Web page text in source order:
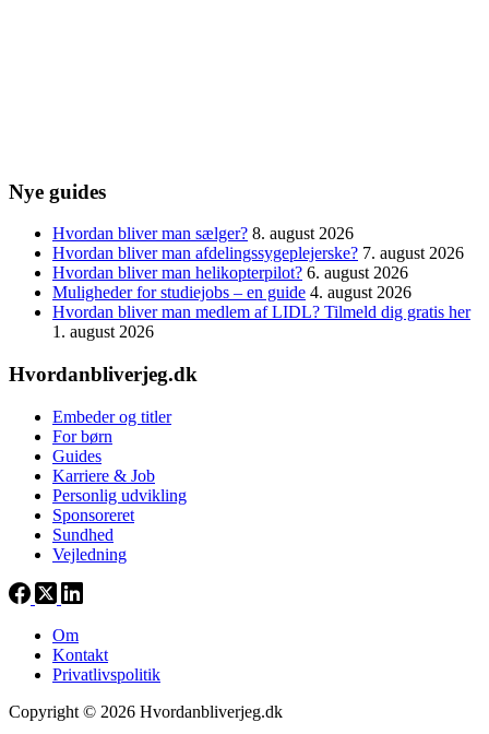
Nye guides
Hvordan bliver man sælger? 8. august 2026
Hvordan bliver man afdelingssygeplejerske? 7. august 2026
Hvordan bliver man helikopterpilot? 6. august 2026
Muligheder for studiejobs – en guide 4. august 2026
Hvordan bliver man medlem af LIDL? Tilmeld dig gratis her
1. august 2026
Hvordanbliverjeg.dk
Embeder og titler
For børn
Guides
Karriere & Job
Personlig udvikling
Sponsoreret
Sundhed
Vejledning
Om
Kontakt
Privatlivspolitik
Copyright © 2026 Hvordanbliverjeg.dk